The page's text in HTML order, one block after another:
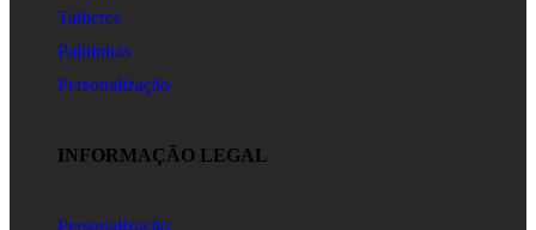
Talheres
Palhinhas
Personalização
INFORMAÇÃO LEGAL